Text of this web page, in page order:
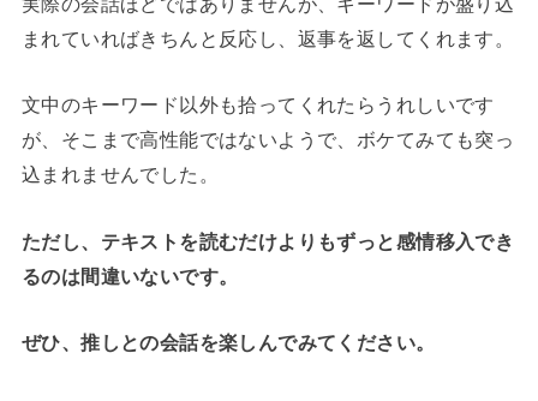
まれていればきちんと反応し、返事を返してくれます。
文中のキーワード以外も拾ってくれたらうれしいです
が、そこまで高性能ではないようで、ボケてみても突っ
込まれませんでした。
ただし、テキストを読むだけよりもずっと感情移入でき
るのは間違いないです。
ぜひ、推しとの会話を楽しんでみてください。